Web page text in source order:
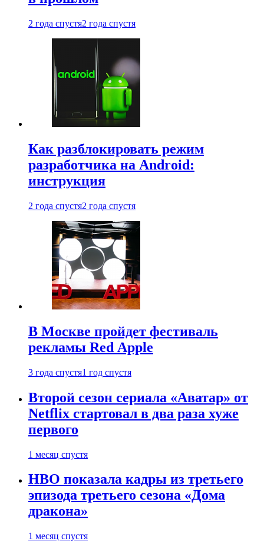
2 года спустя2 года спустя
Как разблокировать режим
разработчика на Android:
инструкция
2 года спустя2 года спустя
В Москве пройдет фестиваль
рекламы Red Apple
3 года спустя1 год спустя
Второй сезон сериала «Аватар» от
Netflix стартовал в два раза хуже
первого
1 месяц спустя
HBO показала кадры из третьего
эпизода третьего сезона «Дома
дракона»
1 месяц спустя